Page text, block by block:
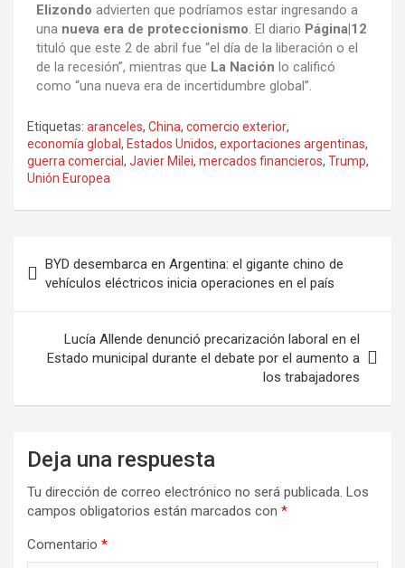
Elizondo advierten que podríamos estar ingresando a
una nueva era de proteccionismo. El diario Página|12
tituló que este 2 de abril fue “el día de la liberación o el
de la recesión”, mientras que La Nación lo calificó
como “una nueva era de incertidumbre global”.
Etiquetas: aranceles, China, comercio exterior,
economía global , Estados Unidos, exportaciones argentinas,
guerra comercial , Javier Milei, mercados financieros, Trump,
Unión Europea
BYD desembarca en Argentina: el gigante chino de
vehículos eléctricos inicia operaciones en el país
Lucía Allende denunció precarización laboral en el
Estado municipal durante el debate por el aumento a
los trabajadores
Deja una respuesta
Tu dirección de correo electrónico no será publicada. Los
campos obligatorios están marcados con *
Comentario *